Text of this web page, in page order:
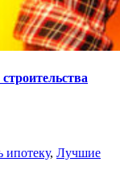
ипотеку, Лучшие